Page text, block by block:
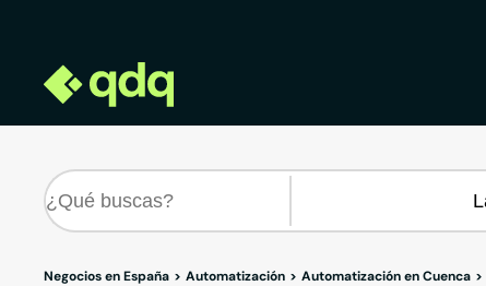
Negocios en España Automatización Automatización en Cuenca